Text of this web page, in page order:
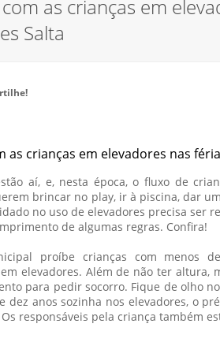
as crianças em
Salta
as crianças em elevadores nas
aí, e, nesta época, o fluxo de
brincar no play, ir à piscina, dar
no uso de elevadores precisa ser
de algumas regras. Confira!
proíbe crianças com menos
elevadores. Além de não ter
para pedir socorro. Fique de olho
dez anos sozinha nos elevadores, o
responsáveis pela criança também